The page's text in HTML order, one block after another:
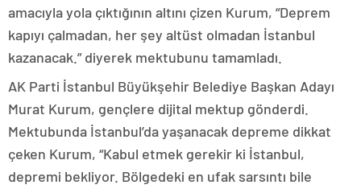
amacıyla yola çıktığının altını çizen Kurum, “Deprem
kapıyı çalmadan, her şey altüst olmadan İstanbul
kazanacak.” diyerek mektubunu tamamladı.
AK Parti İstanbul Büyükşehir Belediye Başkan Adayı
Murat Kurum, gençlere dijital mektup gönderdi.
Mektubunda İstanbul’da yaşanacak depreme dikkat
çeken Kurum, “Kabul etmek gerekir ki İstanbul,
depremi bekliyor. Bölgedeki en ufak sarsıntı bile